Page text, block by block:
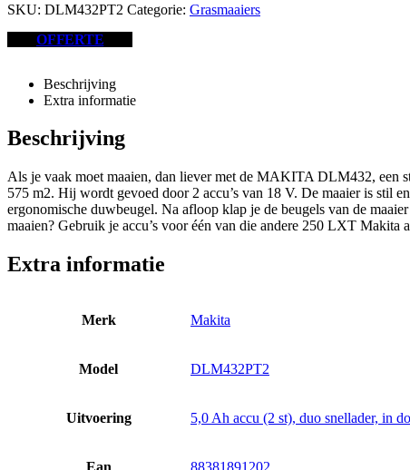
SKU: DLM432PT2 Categorie: Grasmaaiers
OFFERTE
Beschrijving
Extra informatie
Beschrijving
Als je vaak moet maaien, dan liever met de MAKITA DLM432, een
575 m2. Hij wordt gevoed door 2 accu’s van 18 V. De maaier is stil
ergonomische duwbeugel. Na afloop klap je de beugels van de
maaien? Gebruik je accu’s voor één van die andere 250 LXT Makita
Extra informatie
Merk Makita
Model DLM432PT2
Uitvoering 5,0 Ah accu (2 st), duo snellader, in